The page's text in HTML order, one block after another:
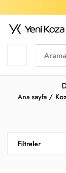
Ana sayfa /
Filtreler